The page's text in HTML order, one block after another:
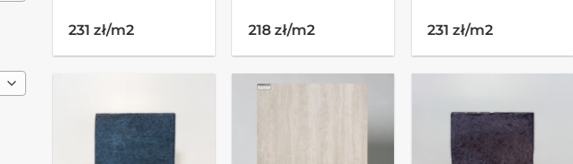
231 zł/m2 218 zł/m2 231 zł/m2